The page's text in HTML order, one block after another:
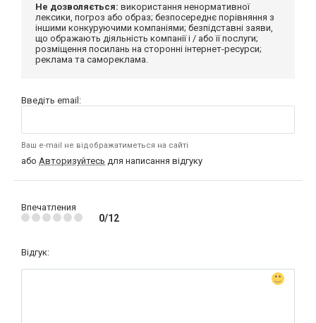
Не дозволяється: використання ненормативної
лексики, погроз або образ; безпосереднє порівняння з
іншими конкуруючими компаніями; безпідставні заяви,
що ображають діяльність компанії і / або її послуги;
розміщення посилань на сторонні інтернет-ресурси;
реклама та самореклама.
Введіть email:
Ваш e-mail не відображатиметься на сайті
або Авторизуйтесь для написання відгуку
Впечатления
0/12
Відгук: